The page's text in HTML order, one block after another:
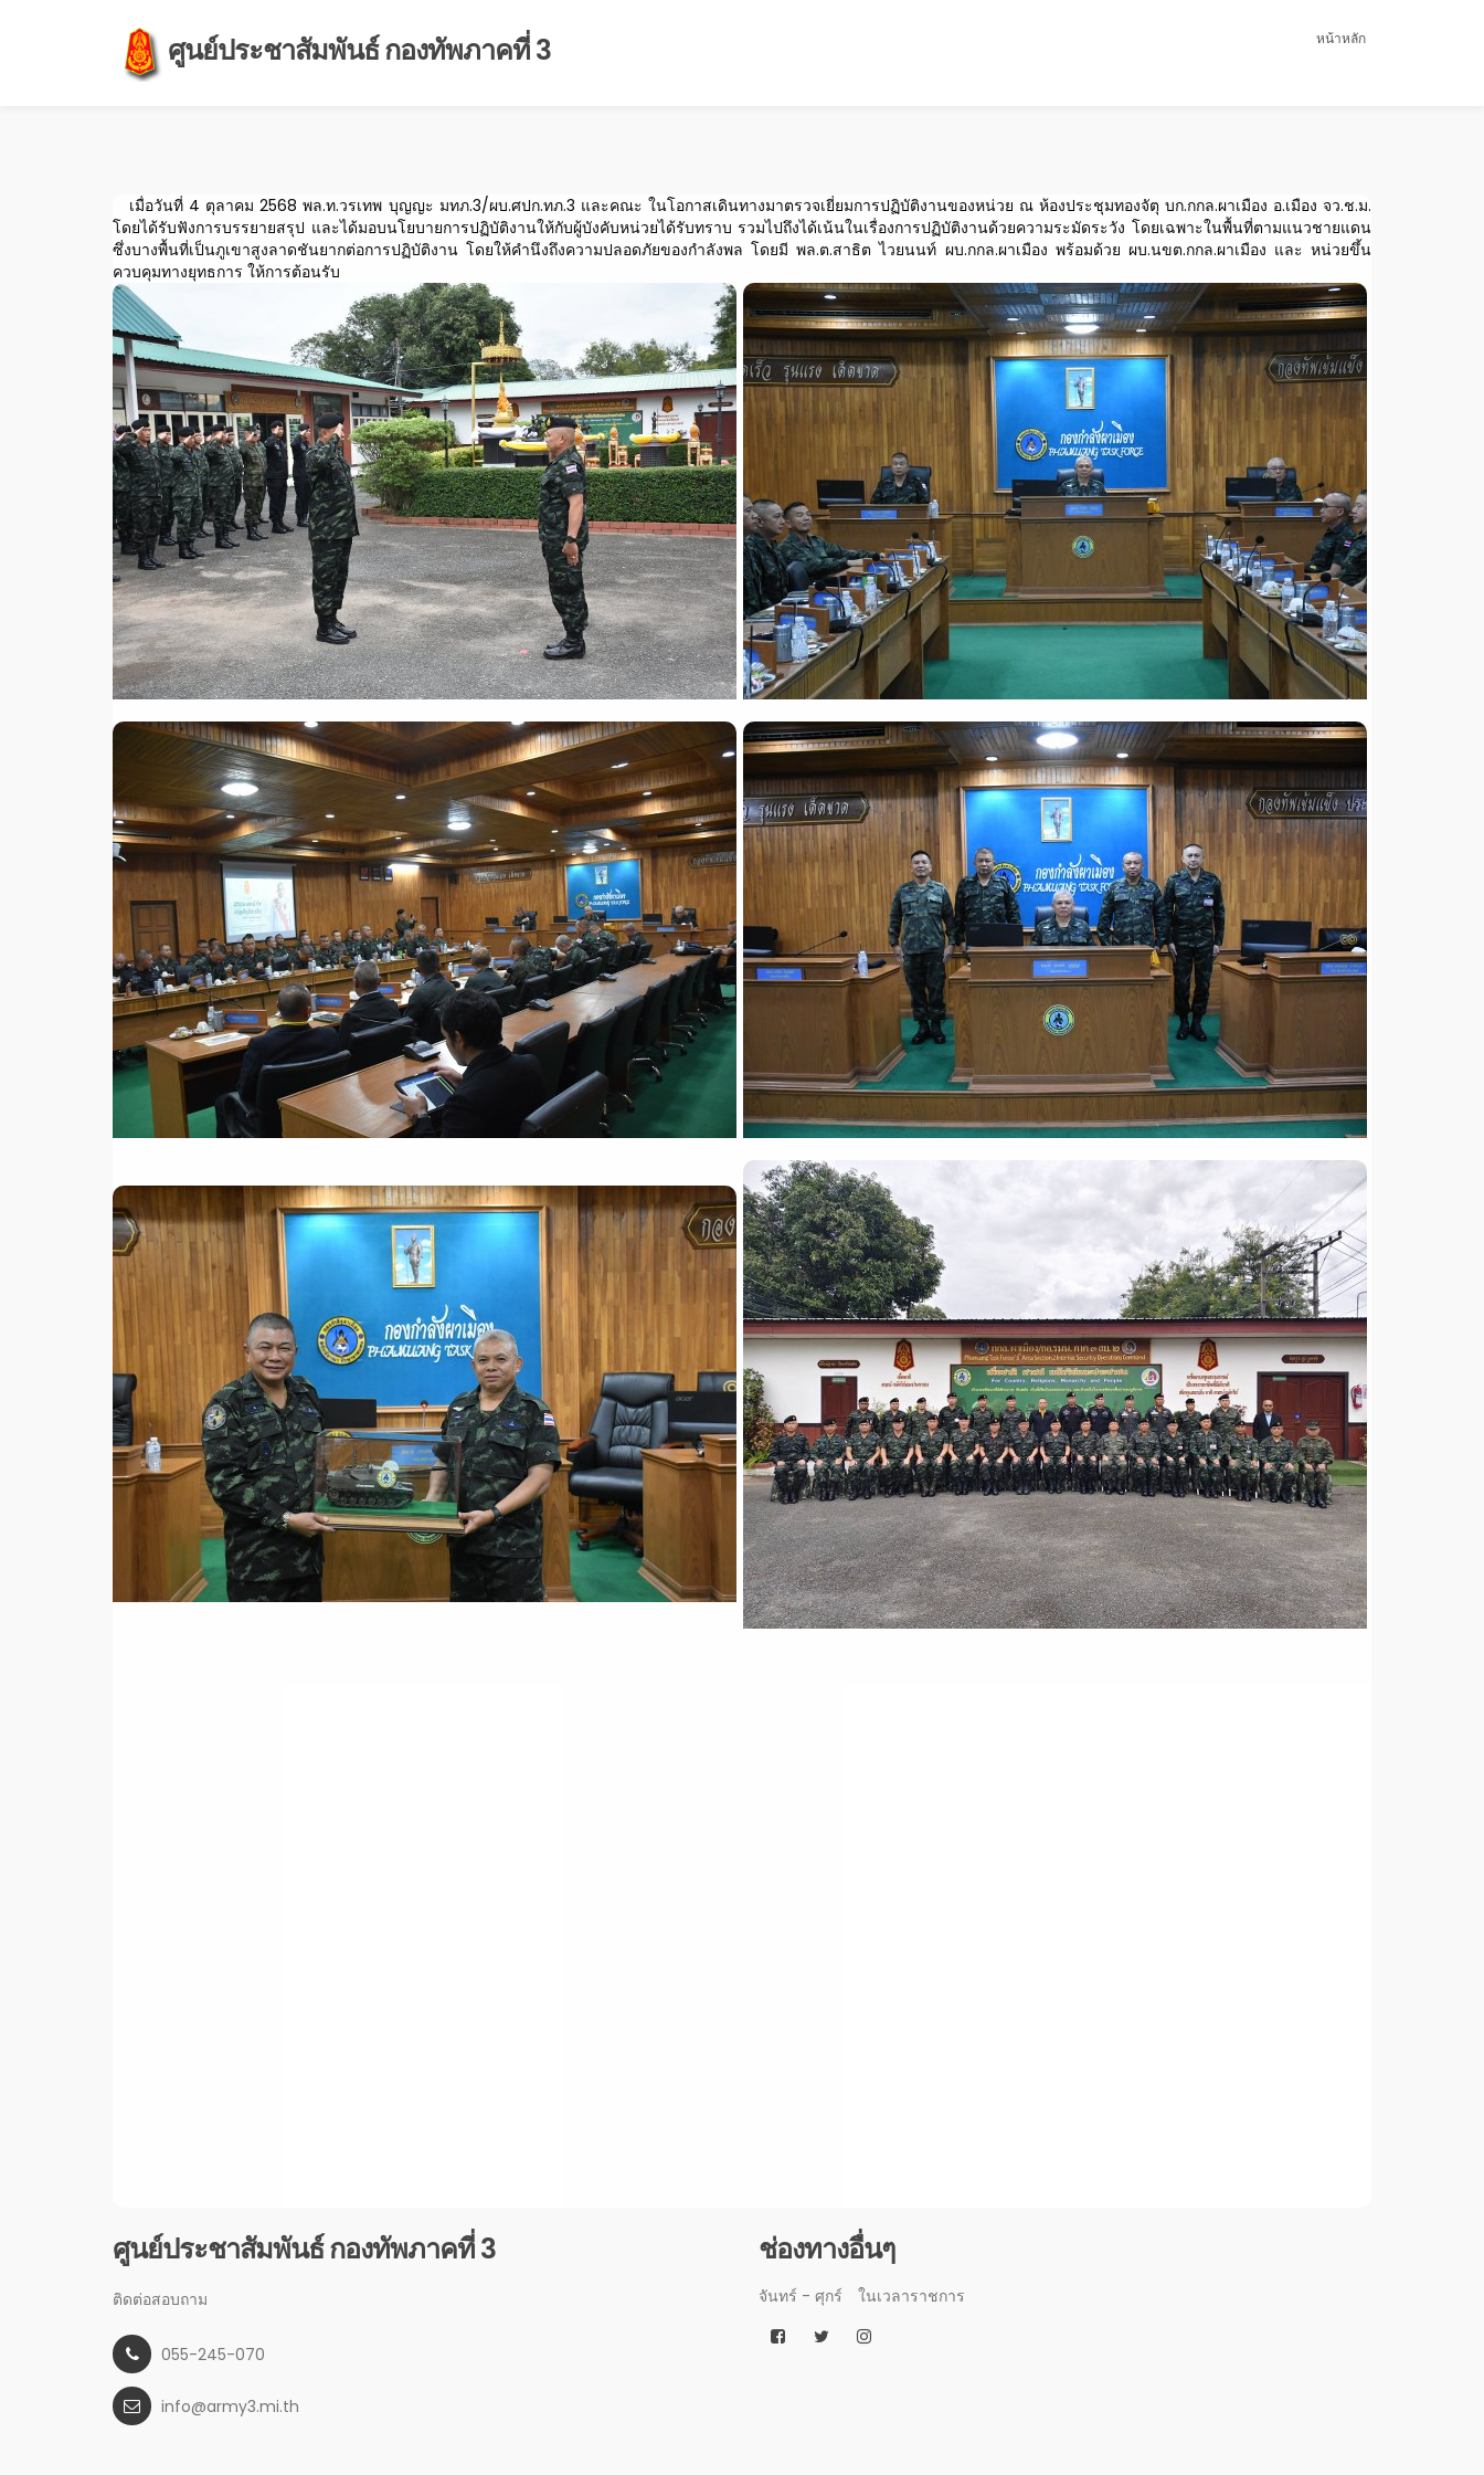
ศูนย์ประชาสัมพันธ์ กองทัพภาคที่ 3 หน้าหลัก
เมื่อวันที่ 4 ตุลาคม 2568 พล.ท.วรเทพ บุญญะ มทภ.3/ผบ.ศปก.ทภ.3 และคณะ ในโอกาสเดินทางมาตรวจเยี่ยมการปฏิบัติงานของหน่วย ณ ห้องประชุมทองจัตุ บก.กกล.ผาเมือง อ.เมือง จว.ช.ม.
โดยได้รับฟังการบรรยายสรุป และได้มอบนโยบายการปฏิบัติงานให้กับผู้บังคับหน่วยได้รับทราบ รวมไปถึงได้เน้นในเรื่องการปฏิบัติงานด้วยความระมัดระวัง โดยเฉพาะในพื้นที่ตามแนวชายแดน
ซึ่งบางพื้นที่เป็นภูเขาสูงลาดชันยากต่อการปฏิบัติงาน โดยให้คำนึงถึงความปลอดภัยของกำลังพล โดยมี พล.ต.สาธิต ไวยนนท์ ผบ.กกล.ผาเมือง พร้อมด้วย ผบ.นขต.กกล.ผาเมือง และ หน่วยขึ้น
ควบคุมทางยุทธการ ให้การต้อนรับ
ศูนย์ประชาสัมพันธ์ กองทัพภาคที่ 3
ติดต่อสอบถาม
055-245-070
info@army3.mi.th
ช่องทางอื่นๆ
จันทร์ - ศุกร์ ในเวลาราชการ